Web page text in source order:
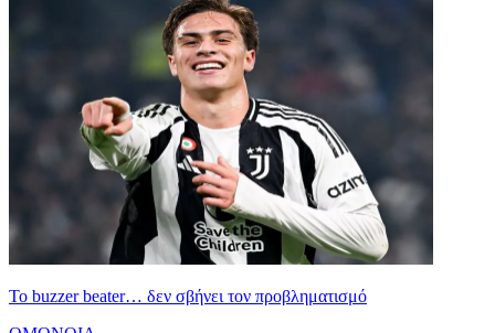
Το buzzer beater… δεν σβήνει τoν προβληματισμό